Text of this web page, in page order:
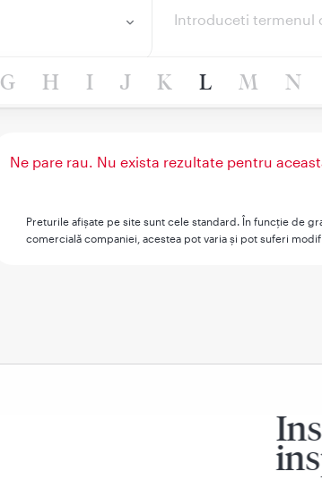
G H I J K L M N
Ne pare rau. Nu exista rezultate pentru
Preturile afişate pe site sunt cele standard. În funcţie de
comercială companiei, acestea pot varia şi pot suferi